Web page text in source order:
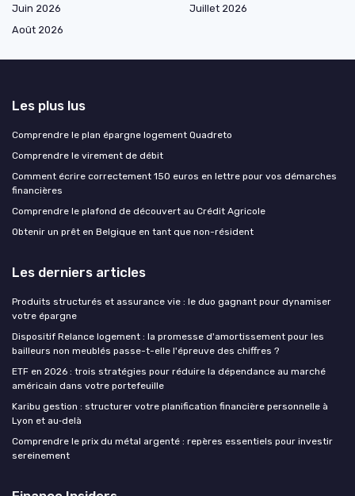
Juin 2026
Juillet 2026
Août 2026
Les plus lus
Comprendre le plan épargne logement Quadreto
Comprendre le virement de débit
Comment écrire correctement 150 euros en lettre pour vos démarches
financières
Comprendre le plafond de découvert au Crédit Agricole
Obtenir un prêt en Belgique en tant que non-résident
Les derniers articles
Produits structurés et assurance vie : le duo gagnant pour dynamiser
votre épargne
Dispositif Relance logement : la promesse d'amortissement pour les
bailleurs non meublés passe-t-elle l'épreuve des chiffres ?
ETF en 2026 : trois stratégies pour réduire la dépendance au marché
américain dans votre portefeuille
Karibu gestion : structurer votre planification financière personnelle à
Lyon et au‑delà
Comprendre le prix du métal argenté : repères essentiels pour investir
sereinement